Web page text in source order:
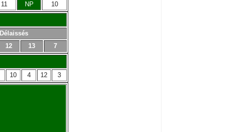
11 NP 10
Délaissés
12 13 7
10 4 12 3